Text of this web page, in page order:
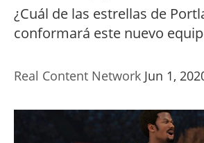
¿Cuál de las estrellas de
conformará este nuevo
Real Content Network Jun 1,